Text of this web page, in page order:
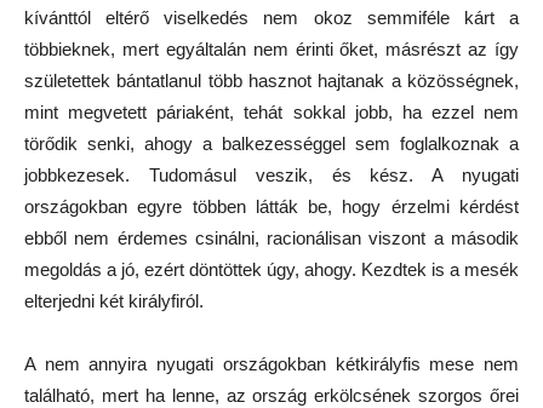
kívánttól eltérő viselkedés nem okoz semmiféle kárt a
többieknek, mert egyáltalán nem érinti őket, másrészt az így
születettek bántatlanul több hasznot hajtanak a közösségnek,
mint megvetett páriaként, tehát sokkal jobb, ha ezzel nem
törődik senki, ahogy a balkezességgel sem foglalkoznak a
jobbkezesek. Tudomásul veszik, és kész. A nyugati
országokban egyre többen látták be, hogy érzelmi kérdést
ebből nem érdemes csinálni, racionálisan viszont a második
megoldás a jó, ezért döntöttek úgy, ahogy. Kezdtek is a mesék
elterjedni két királyfiról.
A nem annyira nyugati országokban kétkirályfis mese nem
található, mert ha lenne, az ország erkölcsének szorgos őrei